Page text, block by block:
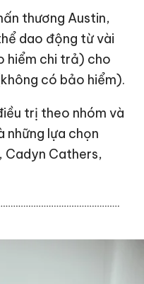
thương Austin,
dao động từ vài
hiểm chi trả) cho
có bảo hiểm).
trị theo nhóm và
những lựa chọn
Cadyn Cathers,